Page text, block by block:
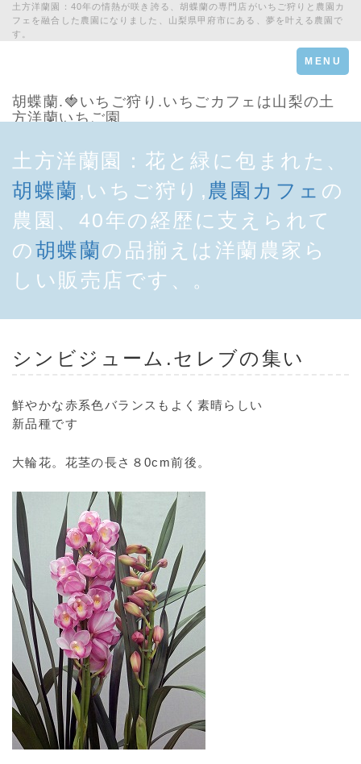
土方洋蘭園：40年の情熱が咲き誇る、胡蝶蘭の専門店がいちご狩りと農園カ
フェを融合した農園になりました、山梨県甲府市にある、夢を叶える農園で
す。
Toggle
navigation
MENU
胡蝶蘭.🍓いちご狩り.いちごカフェは山梨の土
方洋蘭いちご園
土方洋蘭園：花と緑に包まれた、
胡蝶蘭 ,いちご狩り, 農園カフェ の
農園、40年の経歴に支えられて
の胡蝶蘭の品揃えは洋蘭農家ら
しい販売店です、。
シンビジューム.セレブの集い
鮮やかな赤系色バランスもよく素晴らしい
新品種です
大輪花。花茎の長さ８0cm前後。